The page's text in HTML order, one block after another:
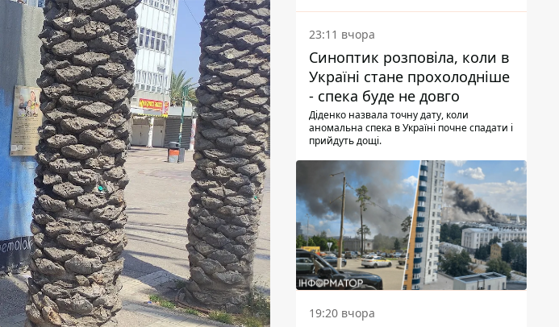
23:11 вчора
Синоптик розповіла, коли в
Україні стане прохолодніше
- спека буде не довго
Діденко назвала точну дату, коли
аномальна спека в Україні почне спадати і
прийдуть дощі.
19:20 вчора